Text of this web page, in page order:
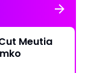
Meutia